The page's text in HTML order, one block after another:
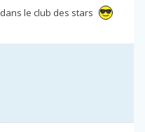
le club des stars